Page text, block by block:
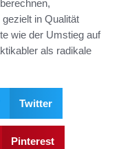
in Qualität
wie der Umstieg auf
als radikale
Twitter
Pinterest